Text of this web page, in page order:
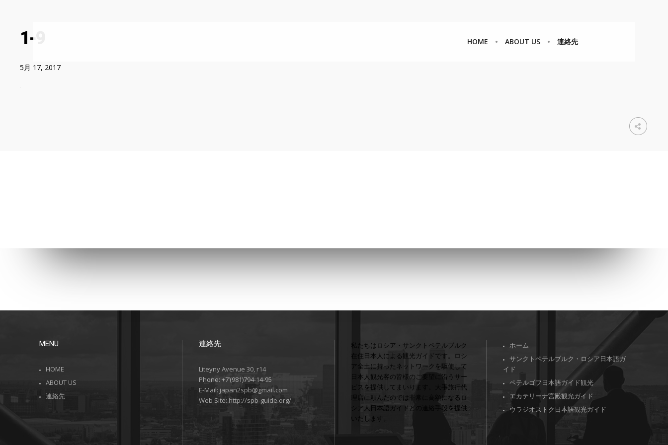
HOME ABOUT US 連絡先
1-9
5月 17, 2017
MENU
HOME
ABOUT US
連絡先
連絡先
Liteyny Avenue 30, r14
Phone: +7’(981)794-14-95
E-Mail: japan2spb@gmail.com
Web Site: http://spb-guide.org/
私たちはロシア・サンクトペテルブルク
在住日本人による観光ガイドです。ロシ
ア全土に持ったネットワークを駆使して
日本人観光客の皆様のご要望に沿うサー
ビスを提供してまいります。大手旅行代
理店に頼んだのでは非常に高額になるロ
シア人日本語ガイドとの連絡手段を提供
いたします。
ホーム
サンクトペテルブルク・ロシア日本語ガ
イド
ペテルゴフ日本語ガイド観光
エカテリーナ宮殿観光ガイド
ウラジオストク日本語観光ガイド